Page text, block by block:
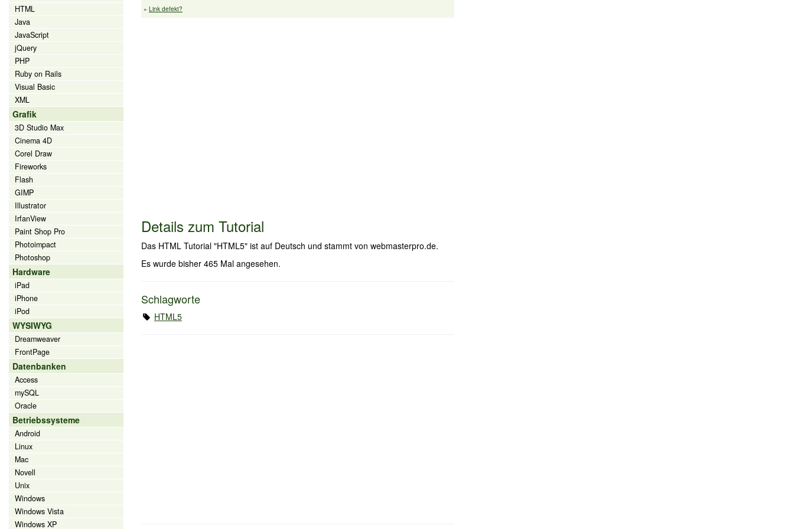
HTML
Java
JavaScript
jQuery
PHP
Ruby on Rails
Visual Basic
XML
Grafik
3D Studio Max
Cinema 4D
Corel Draw
Fireworks
Flash
GIMP
Illustrator
IrfanView
Paint Shop Pro
Photoimpact
Photoshop
Hardware
iPad
iPhone
iPod
WYSIWYG
Dreamweaver
FrontPage
Datenbanken
Access
mySQL
Oracle
Betriebssysteme
Android
Linux
Mac
Novell
Unix
Windows
Windows Vista
Windows XP
» Link defekt?
Details zum Tutorial
Das HTML Tutorial "HTML5" ist auf Deutsch und stammt von webmasterpro.de.
Es wurde bisher 465 Mal angesehen.
Schlagworte
HTML5